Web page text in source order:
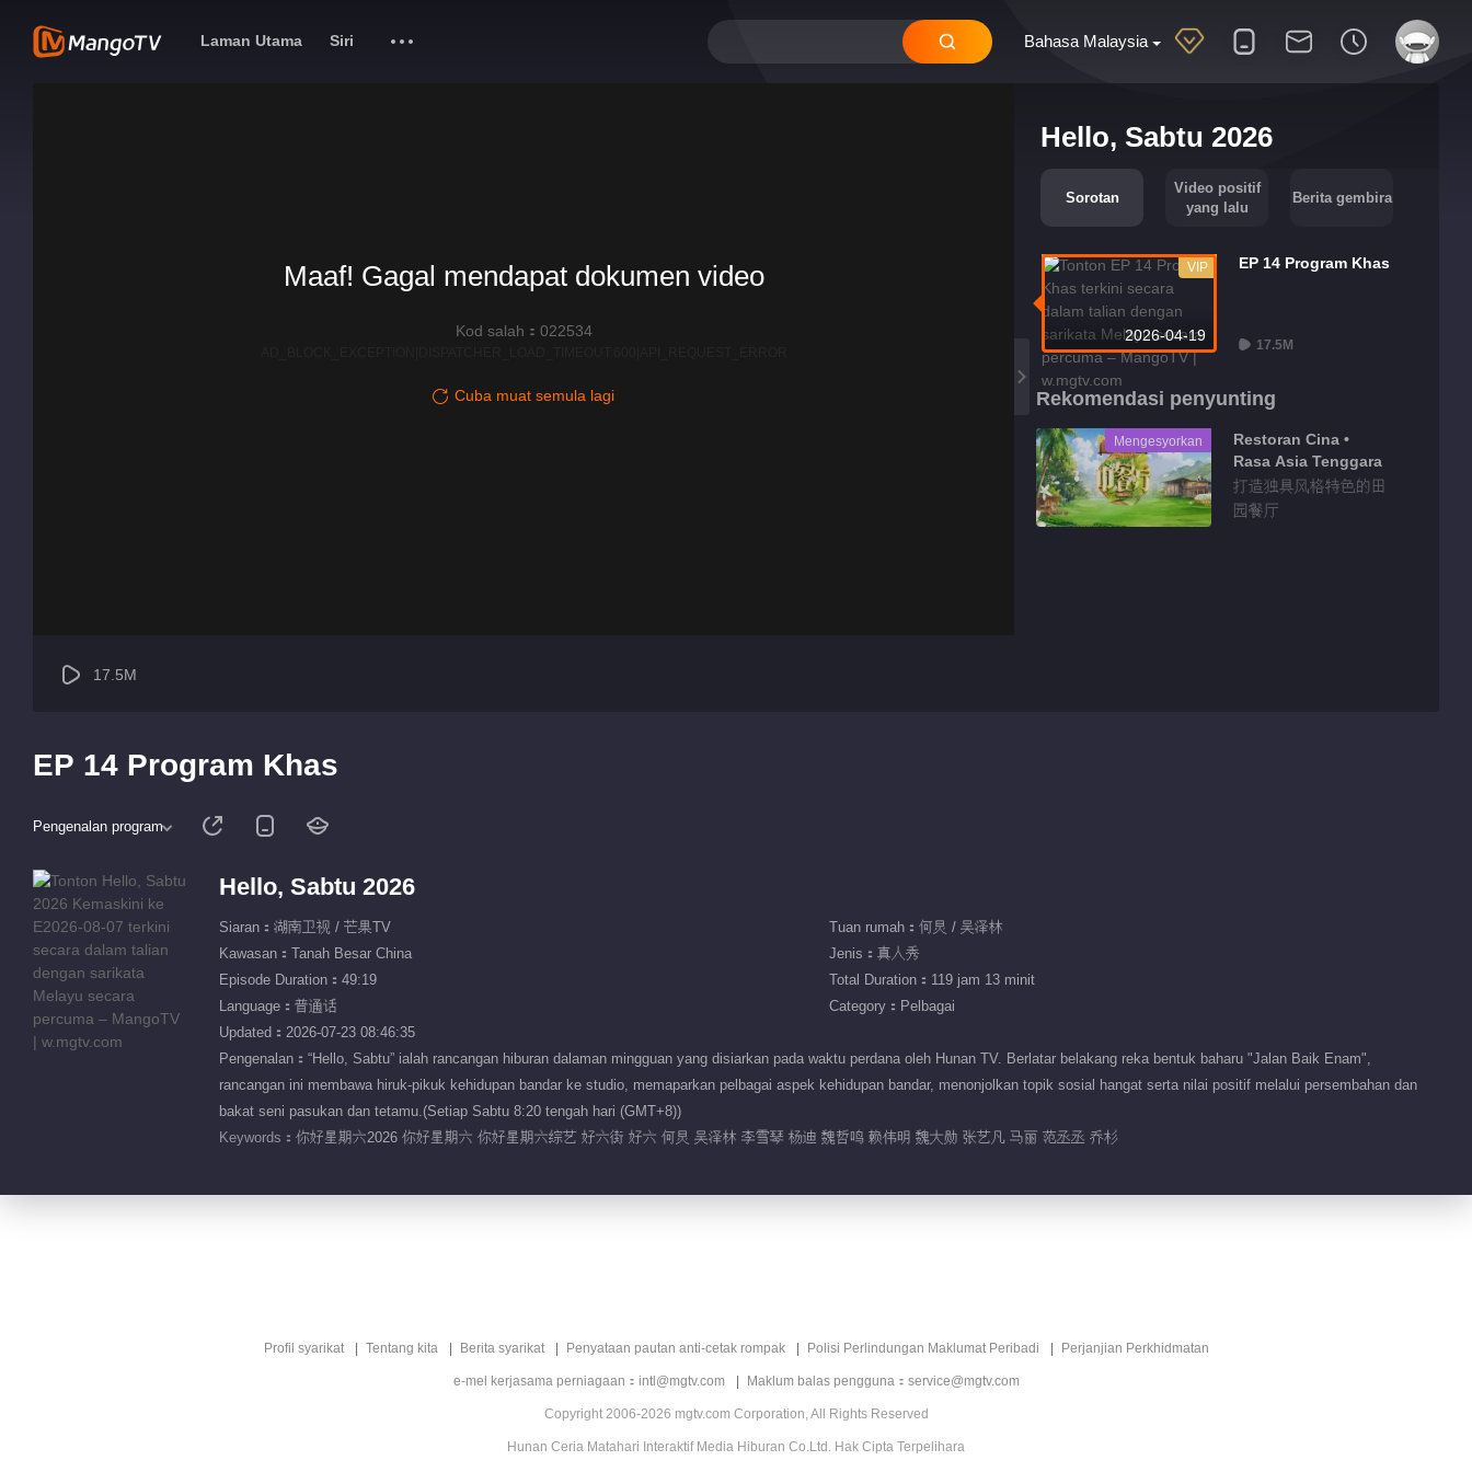
Bahasa Malaysia
Laman Utama Siri
Hello, Sabtu 2026
Sorotan
Video positif
yang lalu
Berita gembira
2026-04-19
VIP EP 14 Program Khas
17.5M
Rekomendasi penyunting
Mengesyorkan
Restoran Cina •
Rasa Asia Tenggara
打造独具风格特色的田
园餐厅
Maaf! Gagal mendapat dokumen video
Kod salah：022534
Cuba muat semula lagi
17.5M
EP 14 Program Khas
Pengenalan program
Hello, Sabtu 2026
Siaran：湖南卫视 / 芒果TV
Tuan rumah：何炅 / 吴泽林
Kawasan：Tanah Besar China
Jenis：真人秀
Episode Duration：49:19
Total Duration：119 jam 13 minit
Language：普通话
Category：Pelbagai
Updated：2026-07-23 08:46:35
Pengenalan：“Hello, Sabtu” ialah rancangan hiburan dalaman mingguan yang disiarkan pada waktu perdana oleh Hunan TV. Berlatar belakang reka bentuk baharu "Jalan Baik Enam",
rancangan ini membawa hiruk-pikuk kehidupan bandar ke studio, memaparkan pelbagai aspek kehidupan bandar, menonjolkan topik sosial hangat serta nilai positif melalui persembahan dan
bakat seni pasukan dan tetamu.(Setiap Sabtu 8:20 tengah hari (GMT+8))
Keywords： 你好星期六2026 你好星期六 你好星期六综艺 好六街 好六 何炅 吴泽林 李雪琴 杨迪 魏哲鸣 赖伟明 魏大勋 张艺凡 马丽 范丞丞 乔杉
Profil syarikat Tentang kita Berita syarikat Penyataan pautan anti-cetak rompak Polisi Perlindungan Maklumat Peribadi Perjanjian Perkhidmatan
e-mel kerjasama perniagaan：intl@mgtv.com Maklum balas pengguna：service@mgtv.com
Copyright 2006-2026 mgtv.com Corporation, All Rights Reserved
Hunan Ceria Matahari Interaktif Media Hiburan Co.Ltd. Hak Cipta Terpelihara